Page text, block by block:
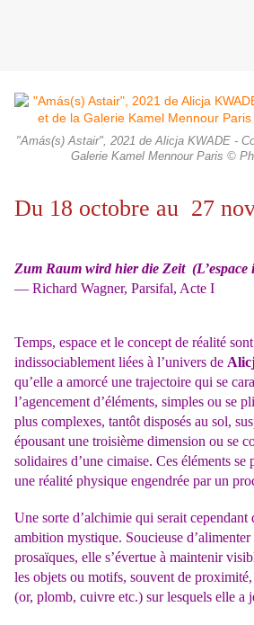
"Amás(s) Astair", 2021 de Alicja KWADE -
Galerie Kamel Mennour Paris ©
Du 18 octobre au 27
Zum Raum wird hier die Zeit (L’espace
— Richard Wagner, Parsifal, Acte I
Temps, espace et le concept de réalité
indissociablement liées à l’univers de
qu’elle a amorcé une trajectoire qui se
l’agencement d’éléments, simples ou se
plus complexes, tantôt disposés au sol,
épousant une troisième dimension ou se
solidaires d’une cimaise. Ces éléments se
une réalité physique engendrée par un
Une sorte d’alchimie qui serait cependant
ambition mystique. Soucieuse
prosaïques, elle s’évertue à maintenir
les objets ou motifs, souvent de
(or, plomb, cuivre etc.) sur lesquels elle a